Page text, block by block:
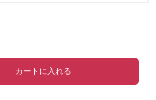
カートに入れる